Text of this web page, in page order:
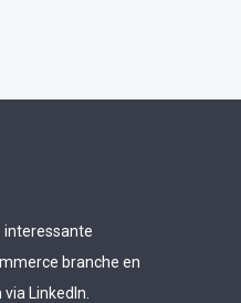
interessante
branche en
LinkedIn.